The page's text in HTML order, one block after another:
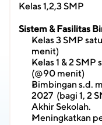
Kelas 1,2,3 SMP
Sistem & Fasilitas
Kelas 3 SMP
menit)
Kelas 1 & 2
(@90 menit)
Bimbingan s.d.
2027  (bagi 1, 2
Akhir Sekolah.
Meningkatkan